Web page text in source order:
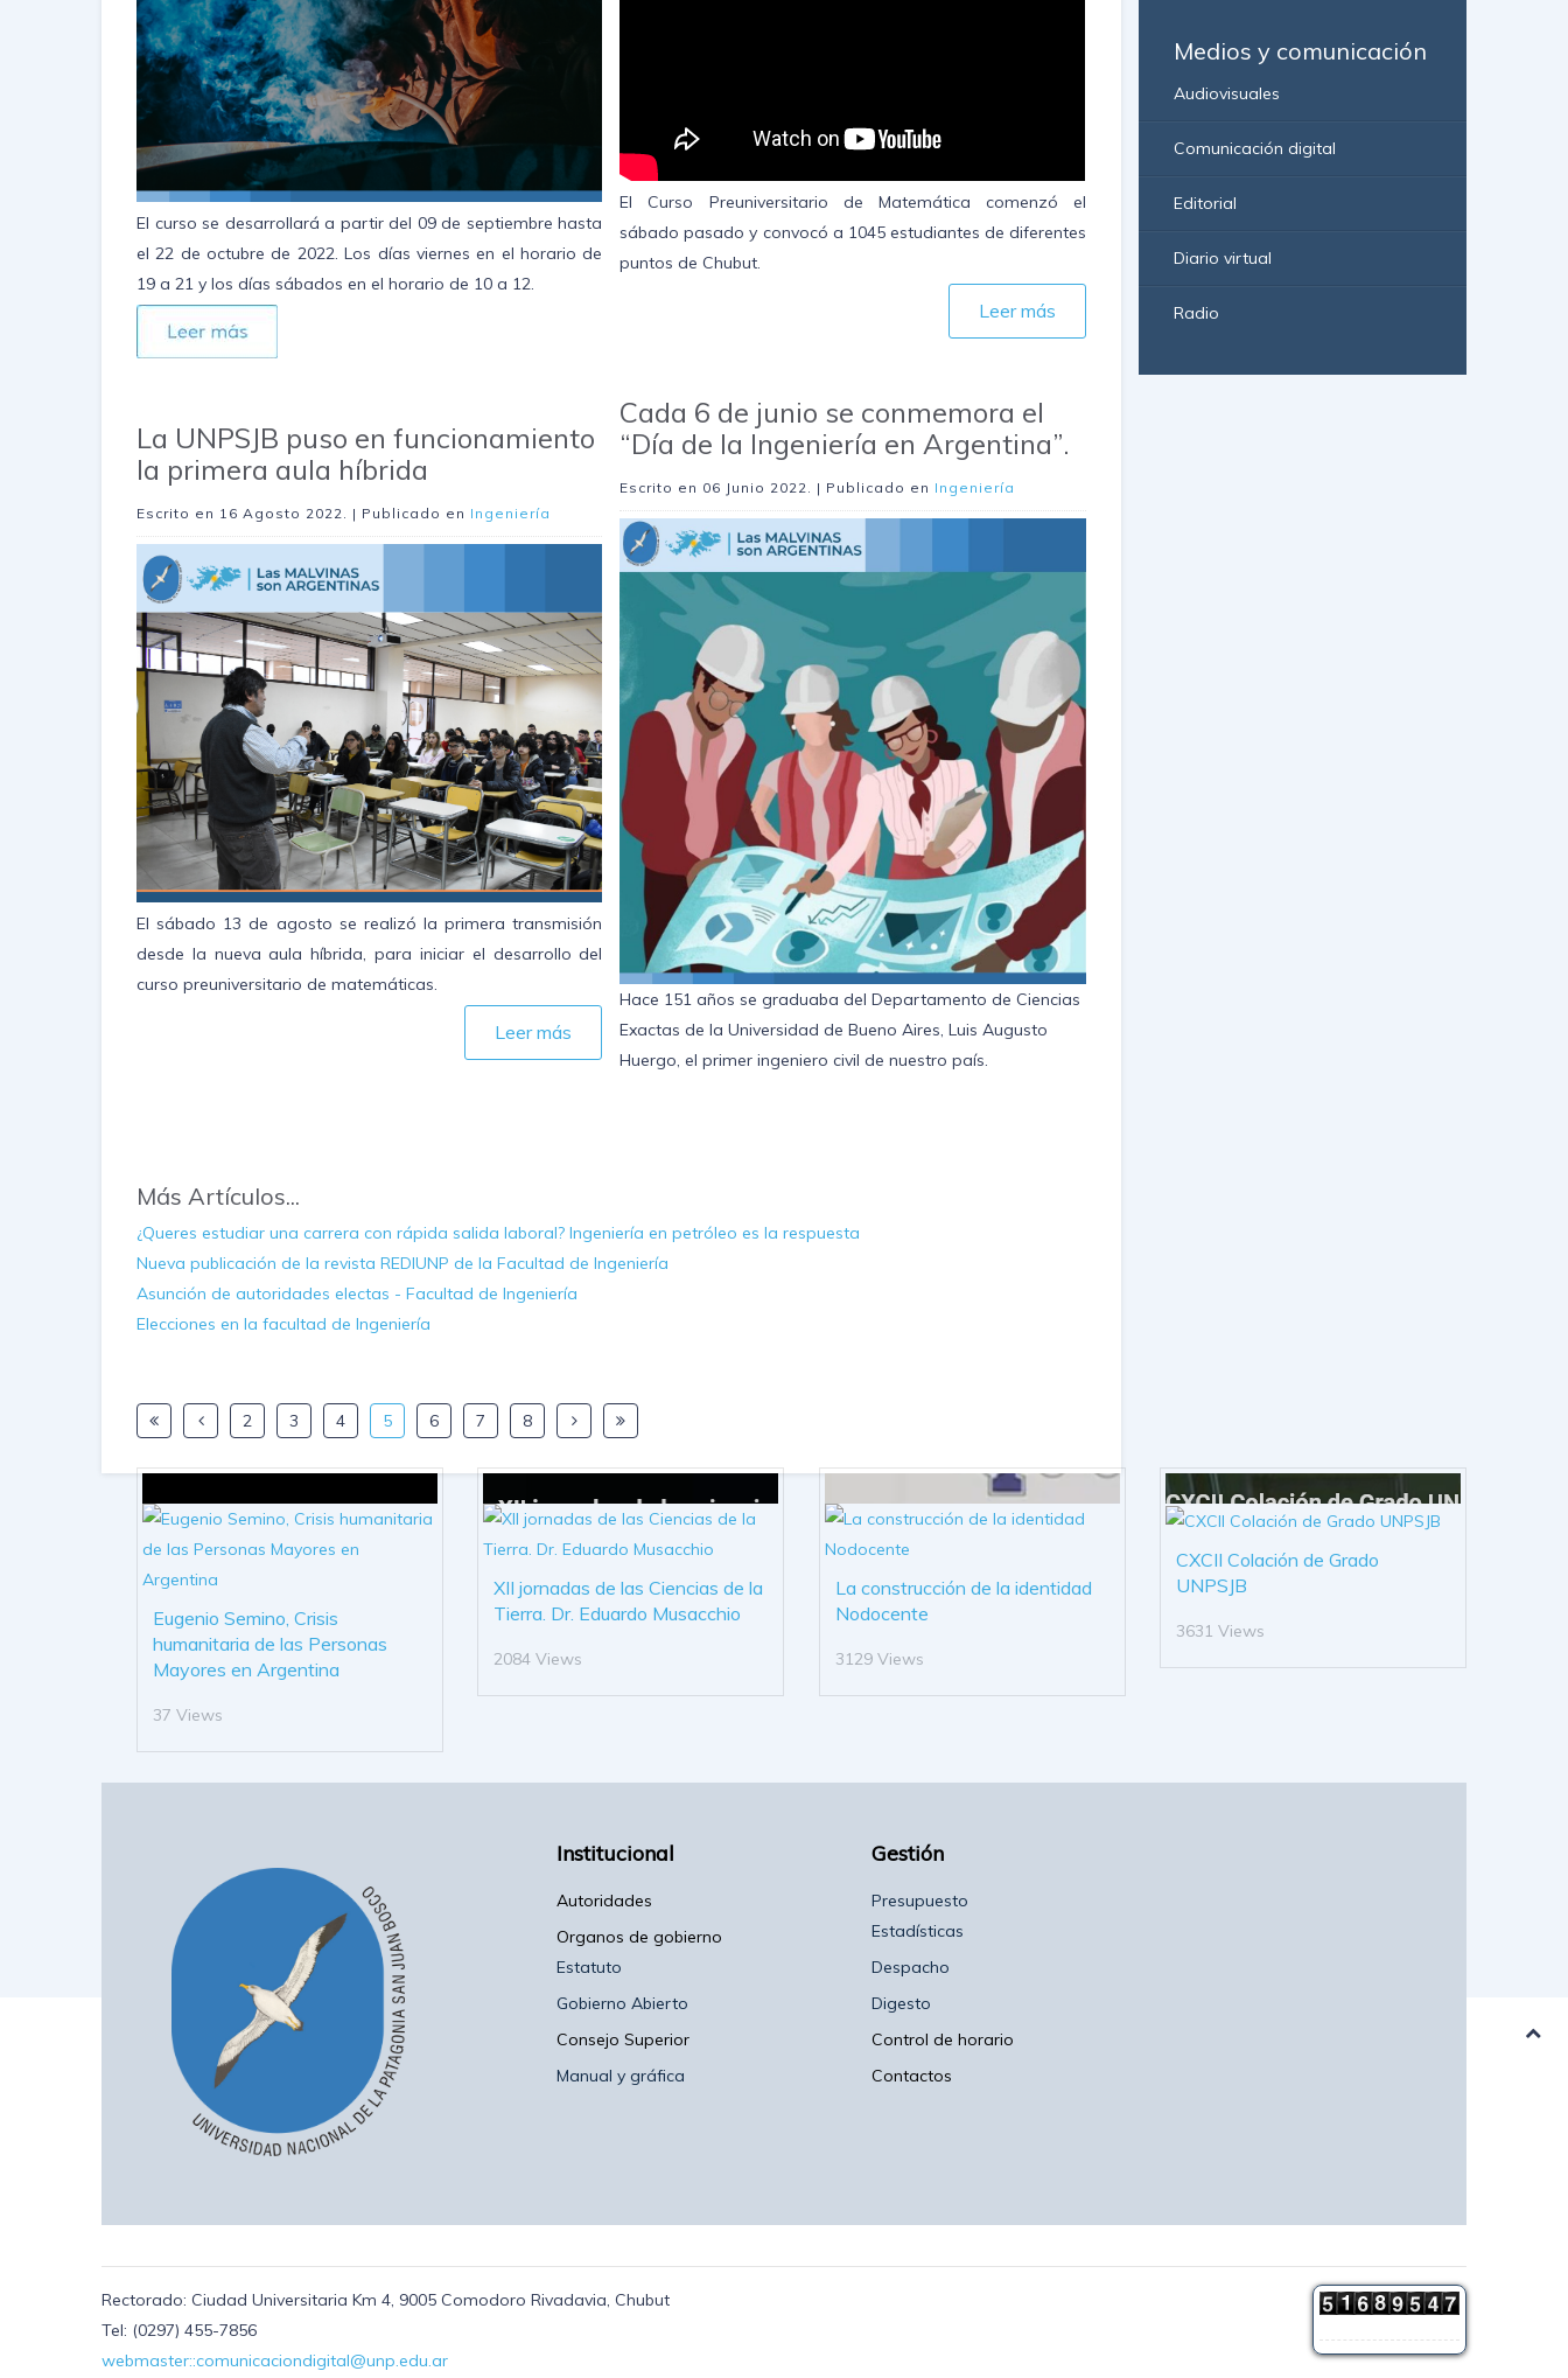
El curso se desarrollará a partir del 09 de septiembre hasta
el 22 de octubre de 2022. Los días viernes en el horario de
19 a 21 y los días sábados en el horario de 10 a 12.
La UNPSJB puso en funcionamiento
la primera aula híbrida
Escrito en 16 Agosto 2022 . | Publicado en Ingeniería
El sábado 13 de agosto se realizó la primera transmisión
desde la nueva aula híbrida, para iniciar el desarrollo del
curso preuniversitario de matemáticas.
Leer más
El Curso Preuniversitario de Matemática comenzó el
sábado pasado y convocó a 1045 estudiantes de diferentes
puntos de Chubut.
Leer más
Cada 6 de junio se conmemora el
“Día de la Ingeniería en Argentina”.
Escrito en 06 Junio 2022. | Publicado en Ingeniería
Hace 151 años se graduaba del Departamento de Ciencias
Exactas de la Universidad de Bueno Aires, Luis Augusto
Huergo, el primer ingeniero civil de nuestro país.
Más Artículos...
¿Queres estudiar una carrera con rápida salida laboral? Ingeniería en petróleo es la respuesta
Nueva publicación de la revista REDIUNP de la Facultad de Ingeniería
Asunción de autoridades electas - Facultad de Ingeniería
Elecciones en la facultad de Ingeniería
2 3 4 5 6 7 8
Medios y comunicación
Audiovisuales
Comunicación digital
Editorial
Diario virtual
Radio
Eugenio Semino, Crisis
humanitaria de las Personas
Mayores en Argentina
37 Views
XII jornadas de las Ciencias de la
Tierra. Dr. Eduardo Musacchio
2084 Views
La construcción de la identidad
Nodocente
3129 Views
CXCII Colación de Grado
UNPSJB
3631 Views
Institucional
Autoridades
Organos de gobierno
Estatuto
Gobierno Abierto
Consejo Superior
Manual y gráfica
Gestión
Presupuesto
Estadísticas
Despacho
Digesto
Control de horario
Contactos
Rectorado: Ciudad Universitaria Km 4, 9005 Comodoro Rivadavia, Chubut
Tel: (0297) 455-7856
webmaster::comunicaciondigital@unp.edu.ar